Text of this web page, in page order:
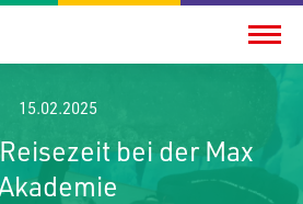
15.02.2025
bei der Max